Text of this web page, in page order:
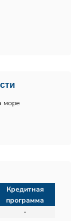
море
Кредитная
программа
-